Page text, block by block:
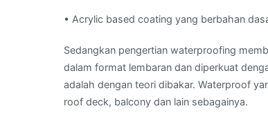
• Acrylic based coating yang berbahan
Sedangkan pengertian waterproofing
dalam format lembaran dan diperkuat
adalah dengan teori dibakar. Waterproof
roof deck, balcony dan lain sebagainya.